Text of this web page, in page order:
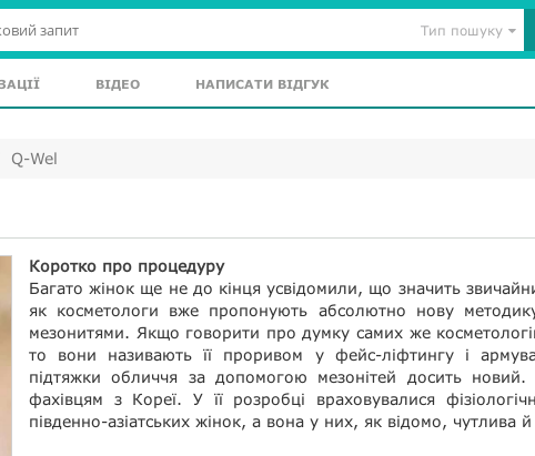
Тип пошуку
ВІДЕО НАПИСАТИ ВІДГУК
Q-Wel
Коротко про процедуру
Багато жінок ще не до кінця усвідомили, що значить
як косметологи вже пропонують абсолютно нову
мезонитями. Якщо говорити про думку самих же
то вони називають її проривом у фейс-ліфтингу і
підтяжки обличчя за допомогою мезонітей досить
фахівцям з Кореї. У її розробці враховувалися
південно-азіатських жінок, а вона у них, як відомо, чутлива